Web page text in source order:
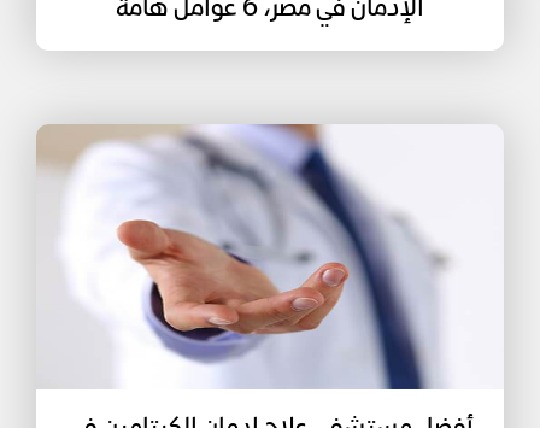
الإدمان في مصر، 6 عوامل هامة